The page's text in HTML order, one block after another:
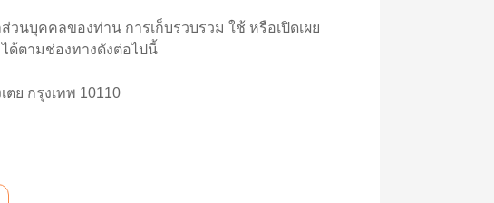
บุคคลของท่าน การเก็บรวบรวม ใช้ หรือเปิดเผย
ด้ตามช่องทางดังต่อไปนี้
ย กรุงเทพ 10110